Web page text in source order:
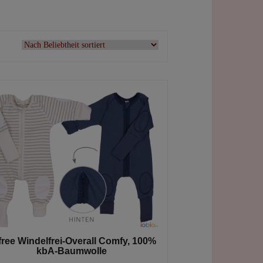
Windelfrei-Overall Comfy, 100%
kbA-Baumwolle